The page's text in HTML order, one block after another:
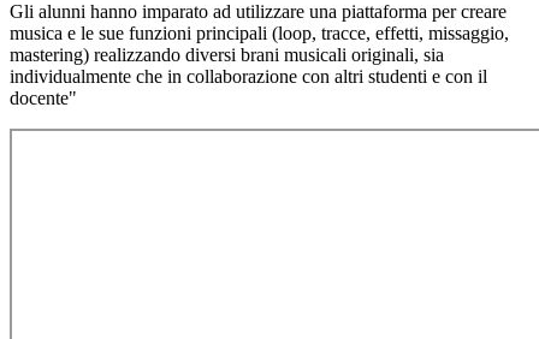
Gli alunni hanno imparato ad utilizzare una piattaforma per creare
musica e le sue funzioni principali (loop, tracce, effetti, missaggio,
mastering) realizzando diversi brani musicali originali, sia
individualmente che in collaborazione con altri studenti e con il
docente"